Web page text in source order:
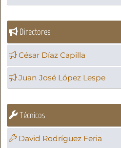
Directores
César Díaz Capilla
Juan José López Lespe
Técnicos
David Rodríguez Feria